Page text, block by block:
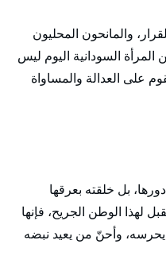
والمانحون المحليون
المرأة السودانية اليوم ليس
على العدالة والمساواة
بل خلقته بعرقها
لهذا الوطن الجريح، فإنها
وأحنّ من يعيد نبضه